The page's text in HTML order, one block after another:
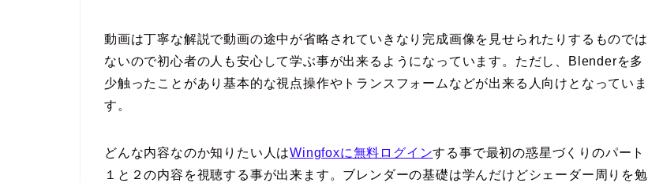
動画は丁寧な解説で動画の途中が省略されていきなり完成画像を見せられたりするものでは
ないので初心者の人も安心して学ぶ事が出来るようになっています。ただし、Blenderを多
少触ったことがあり基本的な視点操作やトランスフォームなどが出来る人向けとなっていま
す。
どんな内容なのか知りたい人はWingfoxに無料ログインする事で最初の惑星づくりのパート
１と２の内容を視聴する事が出来ます。ブレンダーの基礎は学んだけどシェーダー周りを勉